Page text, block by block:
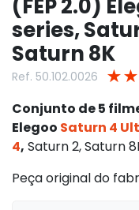
(FEP 2.0)
series,
Saturn 8K
Ref. 50.102.0026 ★ ★
Conjunto de 5
Elegoo Saturn 4
4, Saturn 2, Saturn
Peça original do